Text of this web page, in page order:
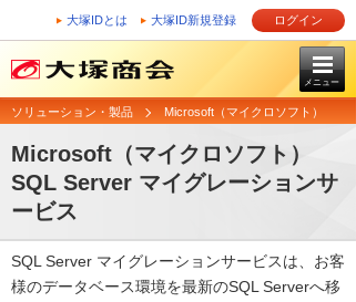
大塚IDとは 大塚ID新規登録 ログイン
メニュー
ソリューション・製品 Microsoft（マイクロソフト）
Microsoft（マイクロソフト）
SQL Server マイグレーションサ
ービス
SQL Server マイグレーションサービスは、お客
様のデータベース環境を最新のSQL Serverへ移